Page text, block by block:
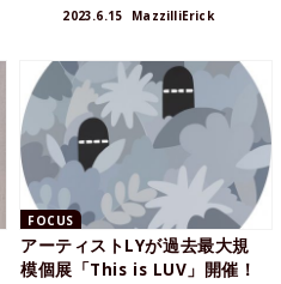
2023.6.15 MazzilliErick
FOCUS
アーティストLYが過去最大規
模個展「This is LUV」開催！